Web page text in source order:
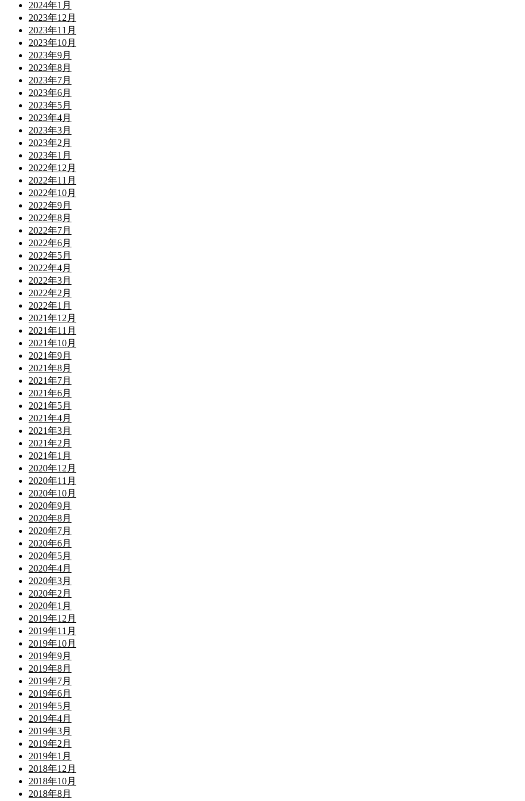
2024年1月
2023年12月
2023年11月
2023年10月
2023年9月
2023年8月
2023年7月
2023年6月
2023年5月
2023年4月
2023年3月
2023年2月
2023年1月
2022年12月
2022年11月
2022年10月
2022年9月
2022年8月
2022年7月
2022年6月
2022年5月
2022年4月
2022年3月
2022年2月
2022年1月
2021年12月
2021年11月
2021年10月
2021年9月
2021年8月
2021年7月
2021年6月
2021年5月
2021年4月
2021年3月
2021年2月
2021年1月
2020年12月
2020年11月
2020年10月
2020年9月
2020年8月
2020年7月
2020年6月
2020年5月
2020年4月
2020年3月
2020年2月
2020年1月
2019年12月
2019年11月
2019年10月
2019年9月
2019年8月
2019年7月
2019年6月
2019年5月
2019年4月
2019年3月
2019年2月
2019年1月
2018年12月
2018年10月
2018年8月